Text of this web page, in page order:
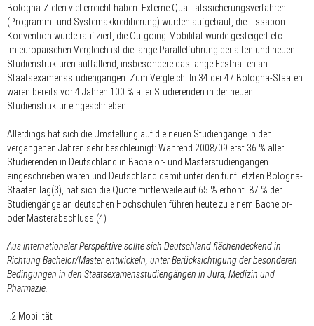
Bologna-Zielen viel erreicht haben: Externe Qualitätssicherungsverfahren
(Programm- und Systemakkreditierung) wurden aufgebaut, die Lissabon-
Konvention wurde ratifiziert, die Outgoing-Mobilität wurde gesteigert etc.
Im europäischen Vergleich ist die lange Parallelführung der alten und neuen
Studienstrukturen auffallend, insbesondere das lange Festhalten an
Staatsexamensstudiengängen. Zum Vergleich: In 34 der 47 Bologna-Staaten
waren bereits vor 4 Jahren 100 % aller Studierenden in der neuen
Studienstruktur eingeschrieben.
Allerdings hat sich die Umstellung auf die neuen Studiengänge in den
vergangenen Jahren sehr beschleunigt: Während 2008/09 erst 36 % aller
Studierenden in Deutschland in Bachelor- und Masterstudiengängen
eingeschrieben waren und Deutschland damit unter den fünf letzten Bologna-
Staaten lag(3), hat sich die Quote mittlerweile auf 65 % erhöht. 87 % der
Studiengänge an deutschen Hochschulen führen heute zu einem Bachelor-
oder Masterabschluss.(4)
Aus internationaler Perspektive sollte sich Deutschland flächendeckend in
Richtung Bachelor/Master entwickeln, unter Berücksichtigung der besonderen
Bedingungen in den Staatsexamensstudiengängen in Jura, Medizin und
Pharmazie.
I.2 Mobilität